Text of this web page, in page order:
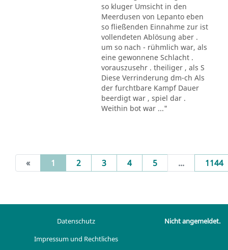
so kluger Umsicht in den
Meerdusen von Lepanto eben
so fließenden Einnahme zur ist
vollendeten Ablösung aber .
um so nach - rühmlich war, als
eine gewonnene Schlacht .
vorauszusehr . theiliger , als S
Diese Verrinderung dm-ch Als
der furchtbare Kampf Dauer
beerdigt war , spiel dar .
Weithin bot war ..."
« 1 (current)
2 3 4 5 ... 1144
Datenschutz
Impressum und Rechtliches
Nicht angemeldet.